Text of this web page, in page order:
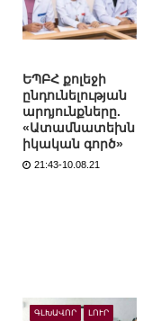
ԵՊԲՀ քոլեջի
ընդունելության
արդյունքները.
«Ատամնատեխն
իկական գործ»
21:43-10.08.21
ԳԼԽԱՎՈՐ ԼՈՒՐ